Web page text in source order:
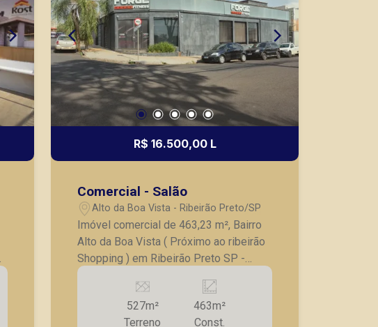
R$ 16.500,00 L
Comercial - Salão
Alto da Boa Vista - Ribeirão Preto/SP
Imóvel comercial de 463,23 m², Bairro
Alto da Boa Vista ( Próximo ao ribeirão
Shopping ) em Ribeirão Preto SP -
Imóvel de esquina; - 02 Amplas Salas
com vão livre; - 02 salas menores; -
Todas climatizadas com ar
527m²
Terreno
463m²
Const.